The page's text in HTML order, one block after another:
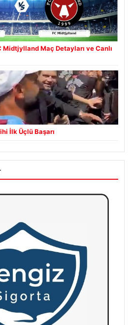
Midtjylland Maç Detayları ve Canlı
İlk Üçlü Başarı